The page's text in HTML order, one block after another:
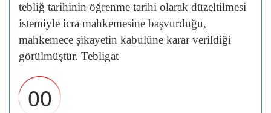
tebliğ tarihinin öğrenme tarihi olarak düzeltilmesi
istemiyle icra mahkemesine başvurduğu,
mahkemece şikayetin kabulüne kararverildiği
görülmüştür. Tebligat
00